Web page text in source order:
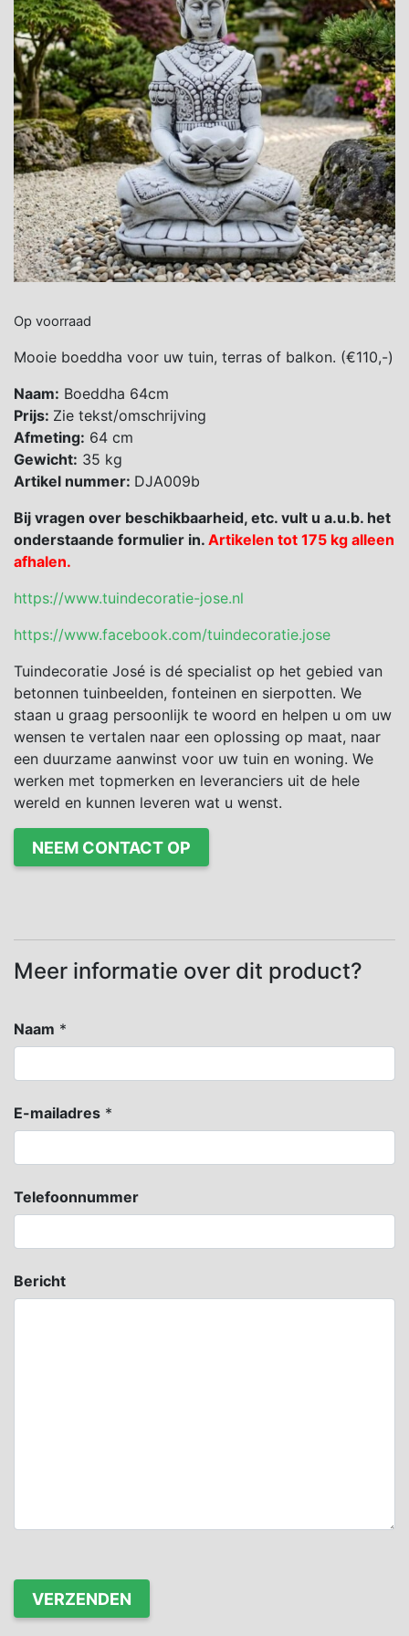
Op voorraad
Mooie boeddha voor uw tuin, terras of balkon. (€110,-)
Naam: Boeddha 64cm
Prijs: Zie tekst/omschrijving
Afmeting: 64 cm
Gewicht: 35 kg
Artikel nummer: DJA009b
Bij vragen over beschikbaarheid, etc. vult u a.u.b. het
onderstaande formulier in. Artikelen tot 175 kg alleen
afhalen.
https://www.tuindecoratie-jose.nl
https://www.facebook.com/tuindecoratie.jose
Tuindecoratie José is dé specialist op het gebied van
betonnen tuinbeelden, fonteinen en sierpotten. We
staan u graag persoonlijk te woord en helpen u om uw
wensen te vertalen naar een oplossing op maat, naar
een duurzame aanwinst voor uw tuin en woning. We
werken met topmerken en leveranciers uit de hele
wereld en kunnen leveren wat u wenst.
NEEM CONTACT OP
Meer informatie over dit product?
Naam *
E-mailadres *
Telefoonnummer
Bericht